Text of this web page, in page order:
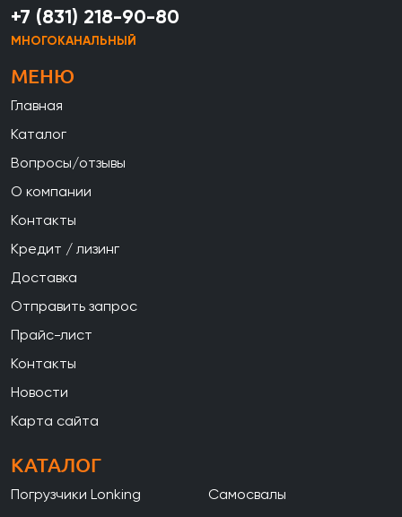
+7 (831) 218-90-80
МНОГОКАНАЛЬНЫЙ
МЕНЮ
Главная
Каталог
Вопросы/отзывы
О компании
Контакты
Кредит / лизинг
Доставка
Отправить запрос
Прайс-лист
Контакты
Новости
Карта сайта
КАТАЛОГ
Погрузчики Lonking
Самосвалы